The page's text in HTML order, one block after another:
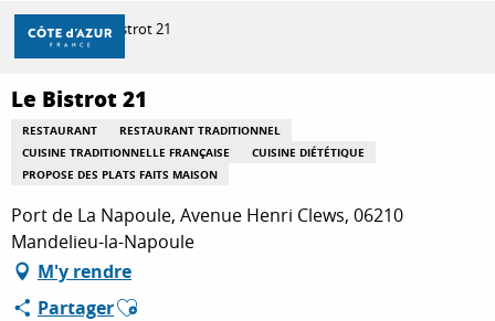
Aller
contenu
principal
DÉCOUVRIR
À FAIRE
SÉJOURNER
Accueil Le Bistrot 21
Le Bistrot 21
RESTAURANT
RESTAURANT TRADITIONNEL
CUISINE TRADITIONNELLE FRANÇAISE
CUISINE DIÉTÉTIQUE
PROPOSE DES PLATS FAITS MAISON
Port de La Napoule, Avenue Henri Clews, 06210
Mandelieu-la-Napoule
M'y rendre
PartagerAjouter aux favoris